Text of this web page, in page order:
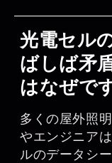
光電セル
ばしば矛
はなぜで
多くの屋外照
やエンジニア
ルのデータシ